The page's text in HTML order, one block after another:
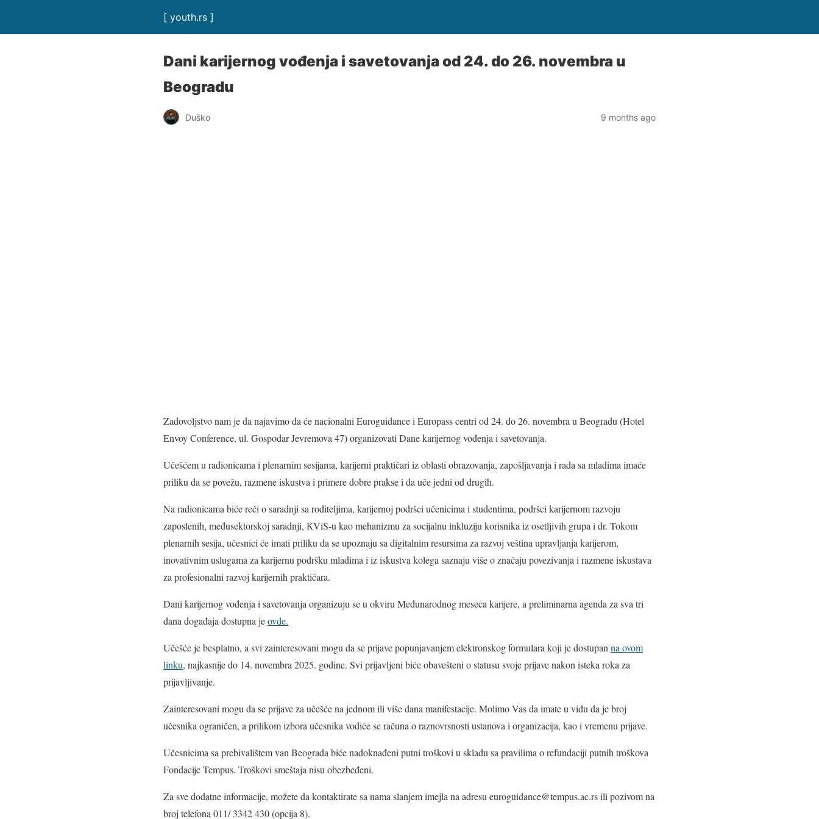
[ youth.rs ]
Dani karijernog vođenja i savetovanja od 24. do 26. novembra u
Beogradu
Duško 9 months ago
Zadovoljstvo nam je da najavimo da će nacionalni Euroguidance i Europass centri od 24. do 26. novembra u Beogradu (Hotel
Envoy Conference, ul. Gospodar Jevremova 47) organizovati Dane karijernog vođenja i savetovanja.
Učešćem u radionicama i plenarnim sesijama, karijerni praktičari iz oblasti obrazovanja, zapošljavanja i rada sa mladima imaće
priliku da se povežu, razmene iskustva i primere dobre prakse i da uče jedni od drugih.
Na radionicama biće reči o saradnji sa roditeljima, karijernoj podršci učenicima i studentima, podršci karijernom razvoju
zaposlenih, međusektorskoj saradnji, КViS-u kao mehanizmu za socijalnu inkluziju korisnika iz osetljivih grupa i dr. Tokom
plenarnih sesija, učesnici će imati priliku da se upoznaju sa digitalnim resursima za razvoj veština upravljanja karijerom,
inovativnim uslugama za karijernu podršku mladima i iz iskustva kolega saznaju više o značaju povezivanja i razmene iskustava
za profesionalni razvoj karijernih praktičara.
Dani karijernog vođenja i savetovanja organizuju se u okviru Međunarodnog meseca karijere, a preliminarna agenda za sva tri
dana događaja dostupna jeovde.
Učešće je besplatno, a svi zainteresovani mogu da se prijave popunjavanjem elektronskog formulara koji je dostupan na ovom
linku, najkasnije do 14. novembra 2025. godine. Svi prijavljeni biće obavešteni o statusu svoje prijave nakon isteka roka za
prijavljivanje.
Zainteresovani mogu da se prijave za učešće na jednom ili više dana manifestacije. Molimo Vas da imate u vidu da je broj
učesnika ograničen, a prilikom izbora učesnika vodiće se računa o raznovrsnosti ustanova i organizacija, kao i vremenu prijave.
Učesnicima sa prebivalištem van Beograda biće nadoknađeni putni troškovi u skladu sa pravilima o refundaciji putnih troškova
Fondacije Tempus. Troškovi smeštaja nisu obezbeđeni.
Za sve dodatne informacije, možete da kontaktirate sa nama slanjem imejla na adresu euroguidance@tempus.ac.rs ili pozivom na
broj telefona 011/ 3342 430 (opcija 8).